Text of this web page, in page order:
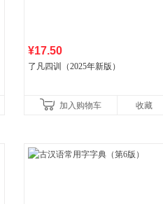
¥17.50
了凡四训（2025年新版）
加入购物车 收藏